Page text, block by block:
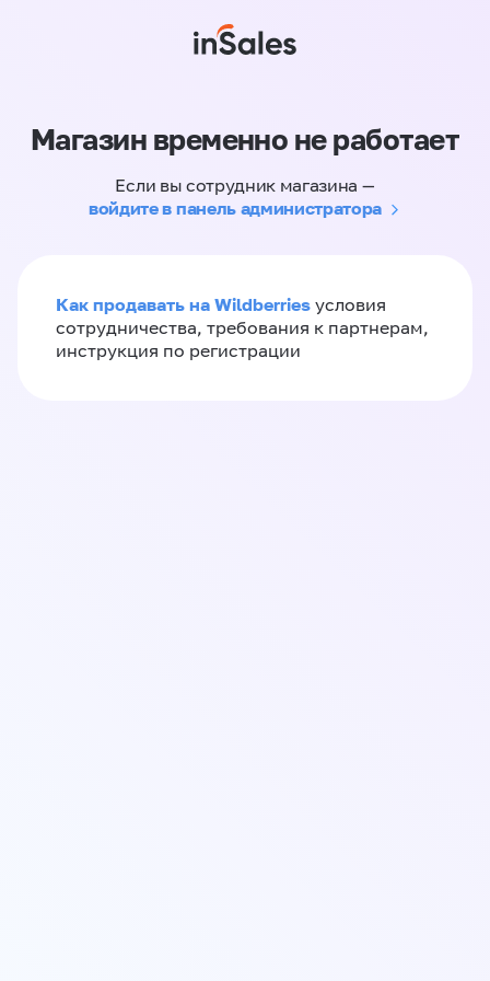
Магазин временно не работает
Если вы сотрудник магазина —
войдите в панель администратора
Как продавать на Wildberries условия
сотрудничества, требования к партнерам,
инструкция по регистрации